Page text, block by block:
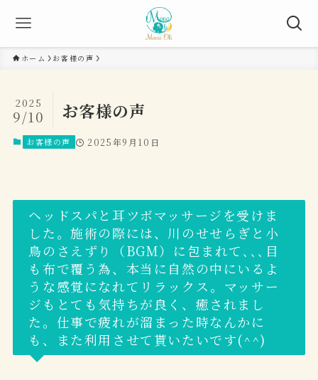
ホーム お客様の声
お客様の声
2025
9/10
お客様の声 2025年9月10日
ヘッドスパと耳ツボマッサージを受けま
した。施術の際には、川のせせらぎと小
鳥のさえずり（BGM）に包まれて､､､目
も布で覆う為、本当に自然の中にいるよ
うな感覚になれてリラックス。マッサー
ジもとても気持ちが良く、癒されまし
た。仕事で疲れが溜まった時なんかに
も、また利用させて貰いたいです(^^)